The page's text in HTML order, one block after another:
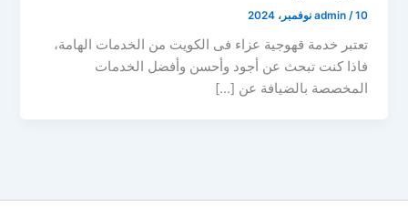
admin /10 نوفمبر، 2024
تعتبر خدمة قهوجية عزاء فى الكويت من الخدمات الهامة،
فاذا كنت تبحث عن أجود وأحسن وأفضل الخدمات
المخصصة بالضيافة عن […]